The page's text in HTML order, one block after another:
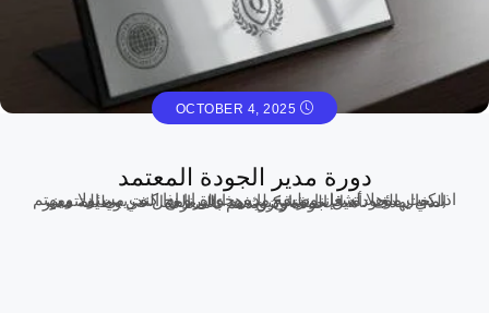
دورة مدير الجودة المعتمد
اذا كنت مؤهلا لشغل وظيفة مدير جودة او اذا كنت مسئولا ومهتم بمجال الجودة، فإننا نرشح لك هذا البرنامج التدريبي المتميز، الذي يهدف تأهيل المشاركين فيه على العمل في وظيفة مدير جودة وتزويدهم بالمعرفة